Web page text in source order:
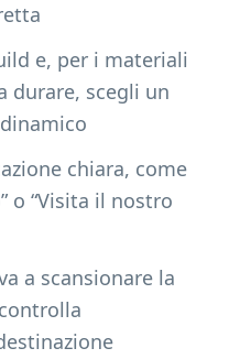
e, per i materiali
durare, scegli un
chiara, come
o “Visita il nostro
a scansionare la